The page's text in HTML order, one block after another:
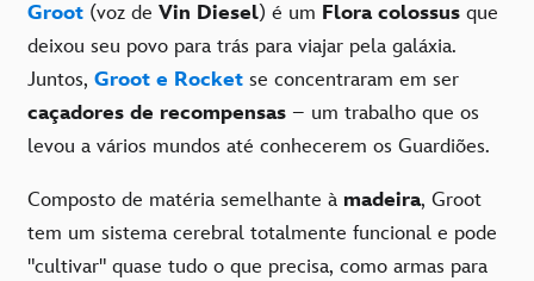
Groot (voz de Vin Diesel) é um Flora colossus que
deixou seu povo para trás para viajar pela galáxia.
Juntos, Groot e Rocket se concentraram em ser
caçadores de recompensas – um trabalho que os
levou a vários mundos até conhecerem os Guardiões.
Composto de matéria semelhante à madeira, Groot
tem um sistema cerebral totalmente funcional e pode
"cultivar" quase tudo o que precisa, como armas para